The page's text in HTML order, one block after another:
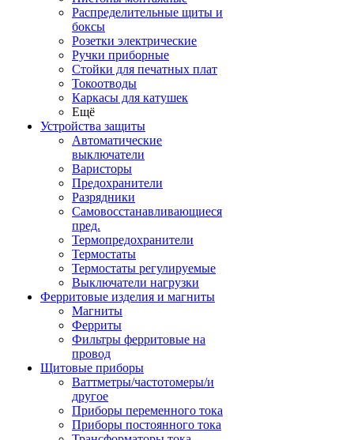
Распределительные щиты и
боксы
Розетки электрические
Ручки приборные
Стойки для печатных плат
Токоотводы
Каркасы для катушек
Ещё
Устройства защиты
Автоматические
выключатели
Варисторы
Предохранители
Разрядники
Самовосстанавливающиеся
пред.
Термопредохранители
Термостаты
Термостаты регулируемые
Выключатели нагрузки
Ферритовые изделия и магниты
Магниты
Ферриты
Фильтры ферритовые на
провод
Щитовые приборы
Ваттметры/частотомеры/и
другое
Приборы переменного тока
Приборы постоянного тока